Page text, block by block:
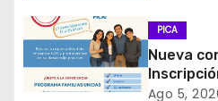
c
i
PICA
Nueva
Ago 5,